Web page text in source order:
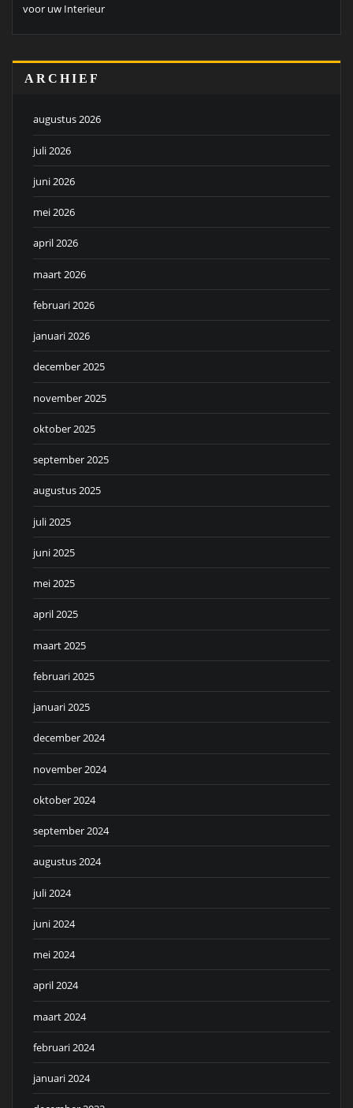
voor uw Interieur
ARCHIEF
augustus 2026
juli 2026
juni 2026
mei 2026
april 2026
maart 2026
februari 2026
januari 2026
december 2025
november 2025
oktober 2025
september 2025
augustus 2025
juli 2025
juni 2025
mei 2025
april 2025
maart 2025
februari 2025
januari 2025
december 2024
november 2024
oktober 2024
september 2024
augustus 2024
juli 2024
juni 2024
mei 2024
april 2024
maart 2024
februari 2024
januari 2024